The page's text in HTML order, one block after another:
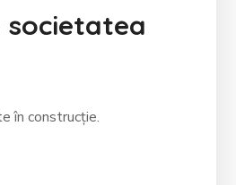
societatea
în construcție.